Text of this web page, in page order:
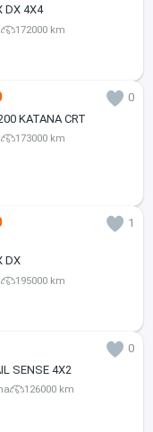
DX 4X4
172000 km
0
KATANA CRT
173000 km
1
DX
195000 km
0
SENSE 4X2
126000 km